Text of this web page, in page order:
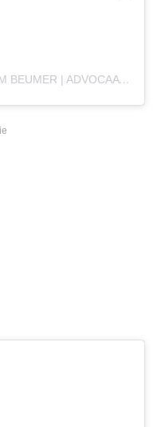
EEN BERICHT GEDEELD DOOR KIM BEUMER | ADVOCAAT (@MEESTERKIMBEUMER)